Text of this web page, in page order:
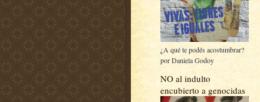
¿A qué te podés acostumbrar?
por Daniela Godoy
NO al indulto
encubierto a genocidas